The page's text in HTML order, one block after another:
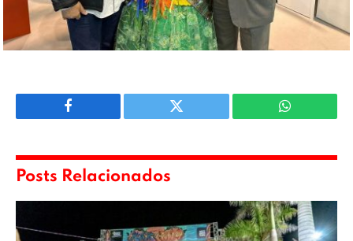
Facebook Twitter WhatsApp
Posts Relacionados